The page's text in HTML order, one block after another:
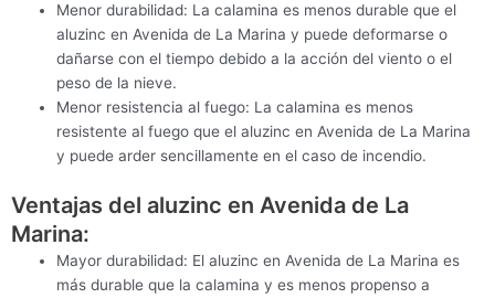
Menor durabilidad: La calamina es menos durable que el
aluzinc en Avenida de La Marina y puede deformarse o
dañarse con el tiempo debido a la acción del viento o el
peso de la nieve.
Menor resistencia al fuego: La calamina es menos
resistente al fuego que el aluzinc en Avenida de La Marina
y puede arder sencillamente en el caso de incendio.
Ventajas del aluzinc en Avenida de La
Marina:
Mayor durabilidad: El aluzinc en Avenida de La Marina es
más durable que la calamina y es menos propenso a